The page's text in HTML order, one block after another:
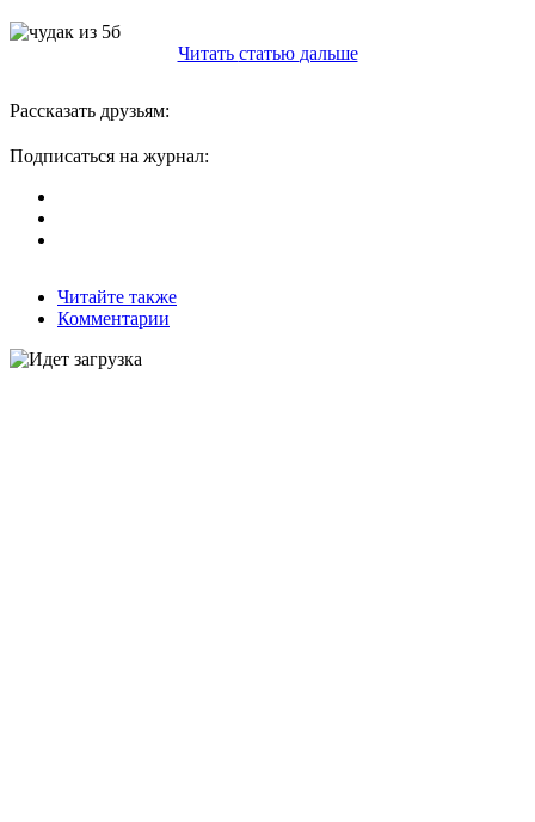
Читать статью дальше
Рассказать друзьям:
Подписаться на журнал:
Читайте также
Комментарии